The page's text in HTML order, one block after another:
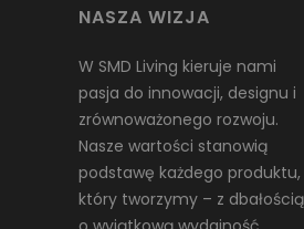
NASZA WIZJA
W SMD Living kieruje nami
pasja do innowacji, designu i
zrównoważonego rozwoju.
Nasze wartości stanowią
podstawę każdego produktu,
który tworzymy – z dbałością